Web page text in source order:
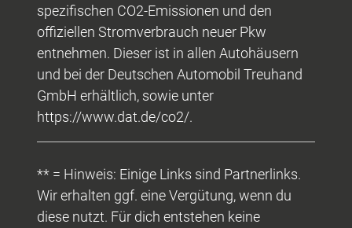
spezifischen CO2-Emissionen und den
offiziellen Stromverbrauch neuer Pkw
entnehmen. Dieser ist in allen Autohäusern
und bei der Deutschen Automobil Treuhand
GmbH erhältlich, sowie unter
https://www.dat.de/co2/.
** = Hinweis: Einige Links sind Partnerlinks.
Wir erhalten ggf. eine Vergütung, wenn du
diese nutzt. Für dich entstehen keine